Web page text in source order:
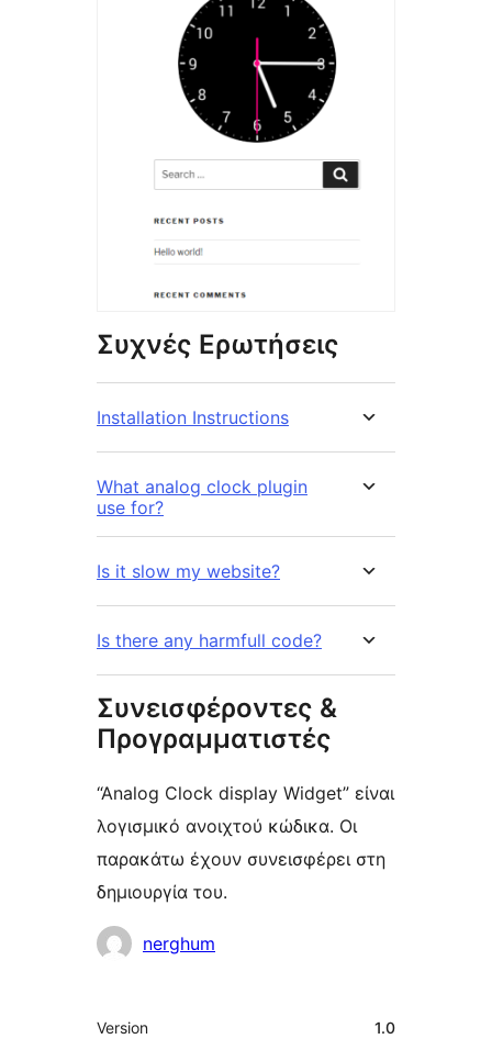
Συχνές Ερωτήσεις
Installation Instructions
What analog clock plugin
use for?
Is it slow my website?
Is there any harmfull code?
Συνεισφέροντες &
Προγραμματιστές
“Analog Clock display Widget” είναι
λογισμικό ανοιχτού κώδικα. Οι
παρακάτω έχουν συνεισφέρει στη
δημιουργία του.
Συντελεστές
nerghum
Μεταστοιχεία
Version 1.0